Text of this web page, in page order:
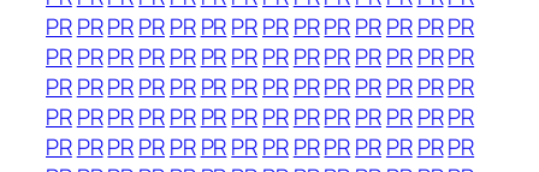
PRPRPRPRPR PRPRPRPRPRPRPR PRPR
PRPRPRPRPR PRPRPRPRPRPRPR PRPR
PRPRPRPRPR PRPRPRPRPRPRPR PRPR
PRPRPRPRPR PRPRPRPRPRPRPR PRPR
PRPRPRPRPR PRPRPRPRPRPRPR PRPR